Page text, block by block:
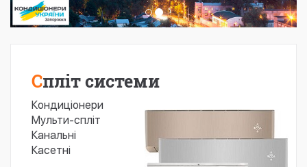
Спліт системи
Кондиціонери
Мульти-спліт
Канальні
Касетні